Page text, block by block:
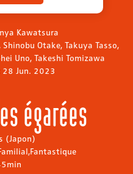
Kawatsura
Otake, Takuya Tasso,
Uno, Takeshi Tomizawa
28 Jun. 2023
égarées
(Japon)
,Fantastique